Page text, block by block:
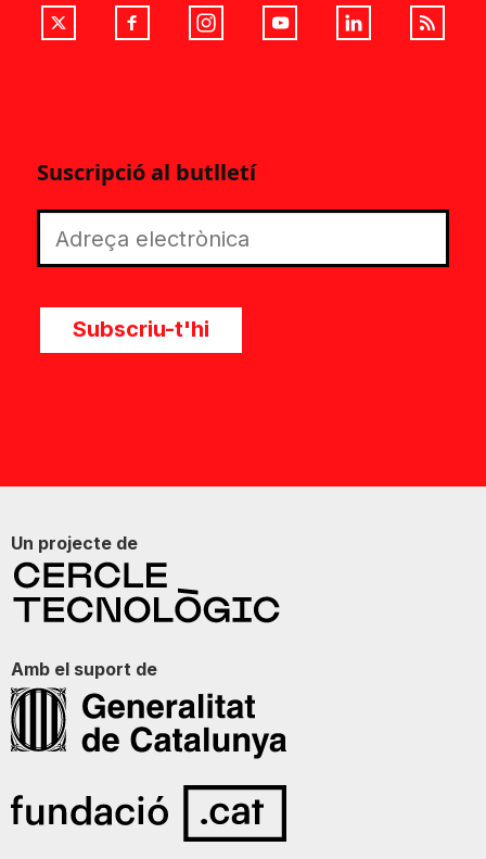
Suscripció al butlletí
Subscriu-t'hi
Un projecte de
Amb el suport de